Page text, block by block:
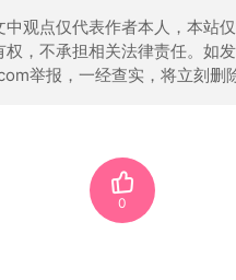
观点仅代表作者本人，本站
，不承担相关法律责任。如
举报，一经查实，将立刻删除
0